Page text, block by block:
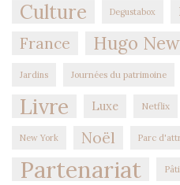
Culture Degustabox
France Hugo
Jardins Journées du patrimoine
Livre
Luxe Netflix
New York Noël Parc
Partenariat